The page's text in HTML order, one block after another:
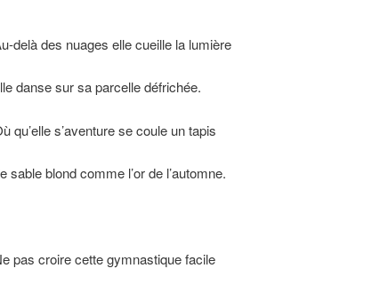
delà des nuages elle cueille la lumière
danse sur sa parcelle défrichée.
qu’elle s’aventure se coule un tapis
sable blond comme l’or de l’automne.
pas croire cette gymnastique facile